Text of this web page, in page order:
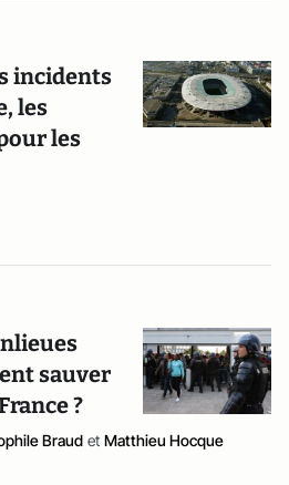
incidents
les
les
sauver
?
Braud et Matthieu Hocque